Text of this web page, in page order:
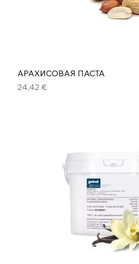
АРАХИСОВАЯ ПАСТА
Цена
24,42 €